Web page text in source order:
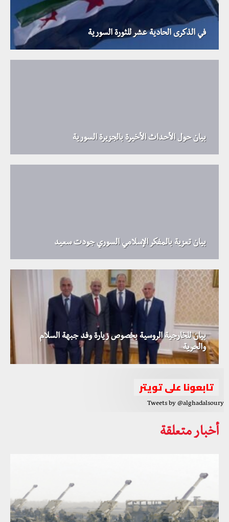
في الذكرى الحادية عشر للثورة السورية
بيان حول الأحداث الأخيرة بالجزيرة السورية
بيان تعزية بالمفكر الإسلامي السوري جودت سعيد
بيان للخارجية الروسية بخصوص زيارة وفد جبهة السلام
والحرية
تابعونا على تويتر
Tweets by @alghadalsoury
أخبار متعلقة